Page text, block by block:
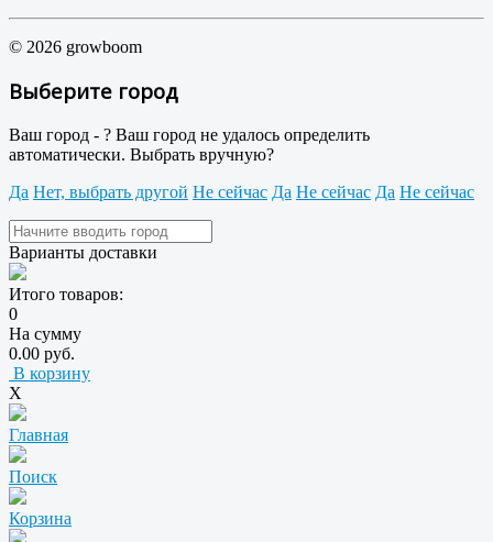
© 2026 growboom
Выберите город
Ваш город - ? Ваш город не удалось определить
автоматически. Выбрать вручную?
Да Нет, выбрать другой Не сейчас Да Не сейчас Да Не сейчас
Варианты доставки
Итого товаров:
0
На сумму
0.00 руб.
В корзину
X
Главная
Поиск
Корзина